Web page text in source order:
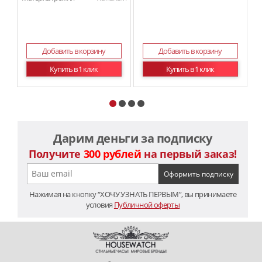
Добавить в корзину
Купить в 1 клик
Добавить в корзину
Купить в 1 клик
Дарим деньги за подписку
Получите 300 рублей на первый заказ!
Нажимая на кнопку “ХОЧУ УЗНАТЬ ПЕРВЫМ”, вы принимаете
условия Публичной оферты